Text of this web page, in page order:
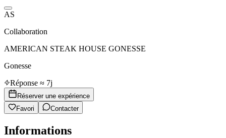
AS
Collaboration
AMERICAN STEAK HOUSE GONESSE
Gonesse
Réponse ≈ 7j
Réserver une expérience
Favori
Contacter
Informations